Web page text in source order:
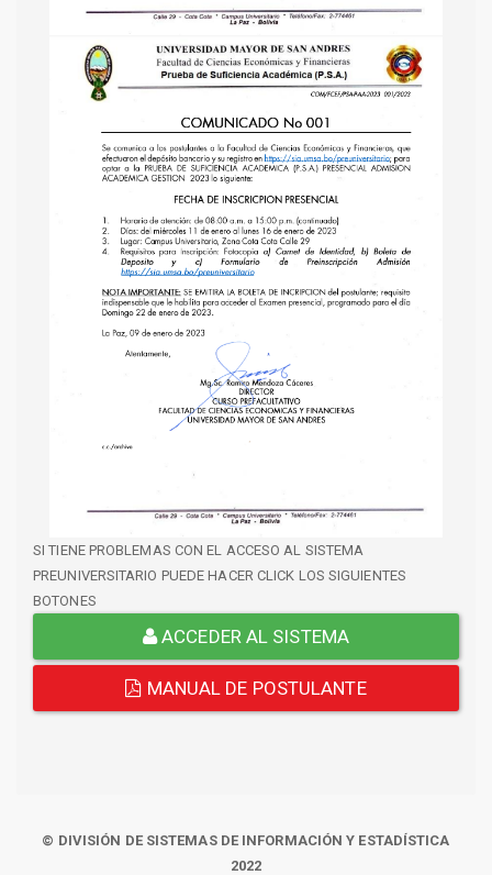
SI TIENE PROBLEMAS CON EL ACCESO AL SISTEMA
PREUNIVERSITARIO PUEDE HACER CLICK LOS SIGUIENTES
BOTONES
ACCEDER AL SISTEMA
MANUAL DE POSTULANTE
© DIVISIÓN DE SISTEMAS DE INFORMACIÓN Y ESTADÍSTICA
2022